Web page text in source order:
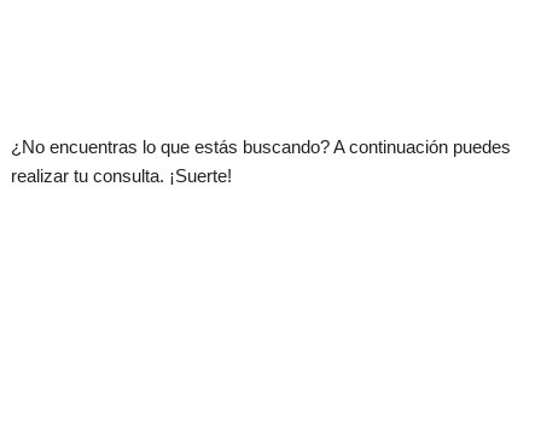
¿No encuentras lo que estás buscando? A continuación puedes
realizar tu consulta. ¡Suerte!